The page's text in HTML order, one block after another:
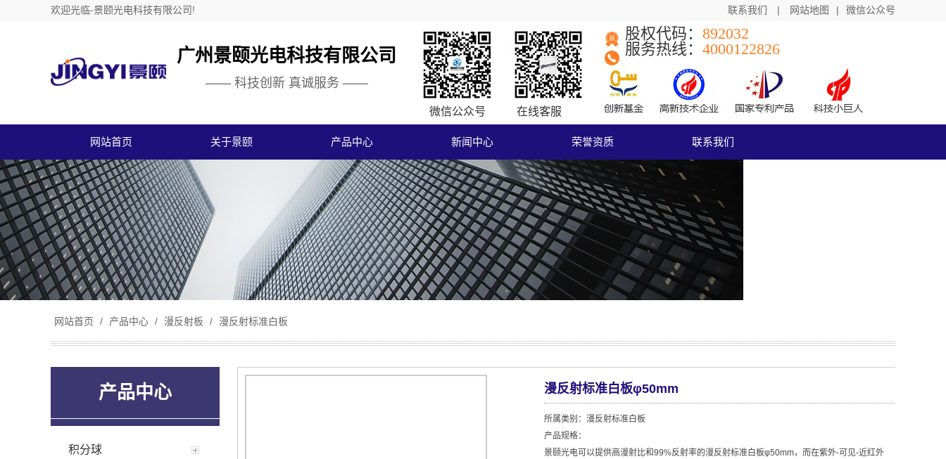
欢迎光临-景颐光电科技有限公司! 联系我们 | 网站地图 | 微信公众号
广州景颐光电科技有限公司
—— 科技创新 真诚服务 ——
微信公众号 在线客服
股权代码： 892032
服务热线： 4000122826
网站首页 关于景颐 产品中心 新闻中心 荣誉资质 联系我们
网站首页 / 产品中心 / 漫反射板 / 漫反射标准白板
产品中心
积分球
漫反射标准白板φ50mm
所属类别：漫反射标准白板
产品规格：
景颐光电可以提供高漫射比和99%反射率的漫反射标准白板φ50mm，而在紫外-可见-近红外